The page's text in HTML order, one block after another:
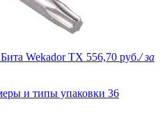
Wekador TX 556,70 руб./ за
и типы упаковки 36